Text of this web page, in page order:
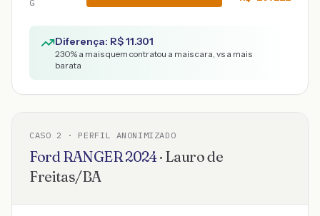
G
Diferença: R$11.301
230% a mais quem contratou a mais cara, vs a mais
barata
CASO 2 · PERFIL ANONIMIZADO
Ford RANGER2024· Lauro de
Freitas/BA